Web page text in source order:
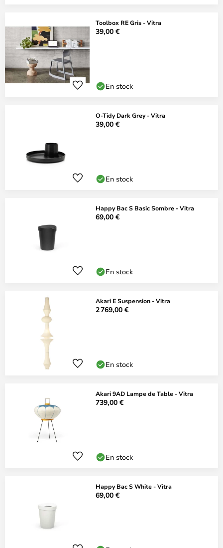
Toolbox RE Gris - Vitra
39,00 €
En stock
O-Tidy Dark Grey - Vitra
39,00 €
En stock
Happy Bac S Basic Sombre - Vitra
69,00 €
En stock
Akari E Suspension - Vitra
2 769,00 €
En stock
Akari 9AD Lampe de Table - Vitra
739,00 €
En stock
Happy Bac S White - Vitra
69,00 €